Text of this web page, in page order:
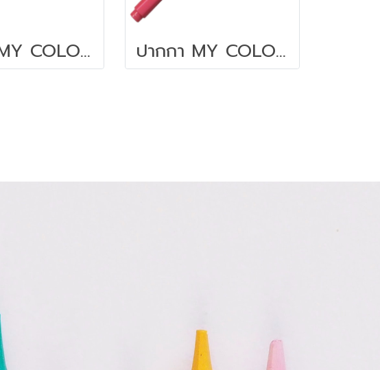
ปากกา MY COLOR 2 หัว DONG-A NO MC2.23 สีม่วง ปากกา MY COLOR 2 หัว DONG-A NO MC2.62 สีชมพู